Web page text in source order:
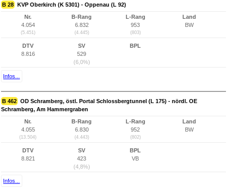
B 28 KVP Oberkirch (K 5301) - Oppenau (L 92)
Nr.
4.054
(5.451)
B-Rang
6.832
(4.445)
L-Rang
953
(803)
Land
BW
DTV
8.816
SV
529
(6,0%)
BPL
Infos...
B 462 OD Schramberg, östl. Portal Schlossbergtunnel (L 175) - nördl. OE
Schramberg, Am Hammergraben
Nr.
4.055
(13.504)
B-Rang
6.830
(4.443)
L-Rang
952
(802)
Land
BW
DTV
8.821
SV
423
(4,8%)
BPL
VB
Infos...